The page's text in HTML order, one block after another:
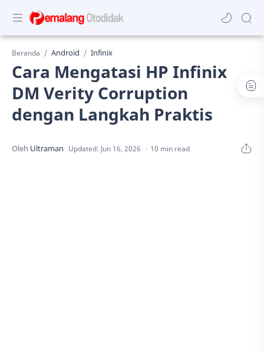
Beranda Android Infinix
Cara Mengatasi HP Infinix
DM Verity Corruption
dengan Langkah Praktis
10 min read